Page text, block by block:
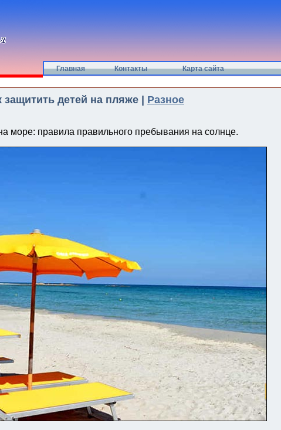
Главная Контакты Карта сайта
детей на пляже | Разное
море: правила правильного пребывания на солнце.